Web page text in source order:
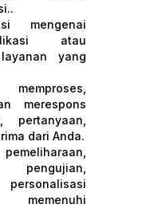
mengenai
atau
yang
merespons
pertanyaan,
dari Anda.
pengujian,